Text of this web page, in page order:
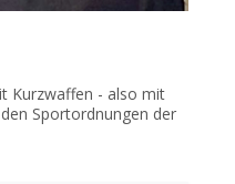
Kurzwaffen - also mit
Sportordnungen der